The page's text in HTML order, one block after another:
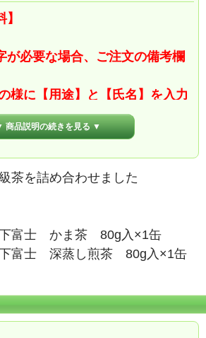
が必要な場合、ご注文の備考欄
様に【用途】と【氏名】を入力
商品説明の続きを見る ▼
茶を詰め合わせました
富士 かま茶 80g入×1缶
富士 深蒸し煎茶 80g入×1缶